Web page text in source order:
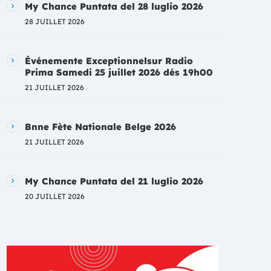
My Chance Puntata del 28 luglio 2026
28 JUILLET 2026
Événemente Exceptionnelsur Radio
Prima Samedi 25 juillet 2026 dés 19h00
21 JUILLET 2026
Bnne Fète Nationale Belge 2026
21 JUILLET 2026
My Chance Puntata del 21 luglio 2026
20 JUILLET 2026